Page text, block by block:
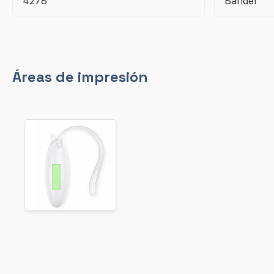
Áreas de impresión